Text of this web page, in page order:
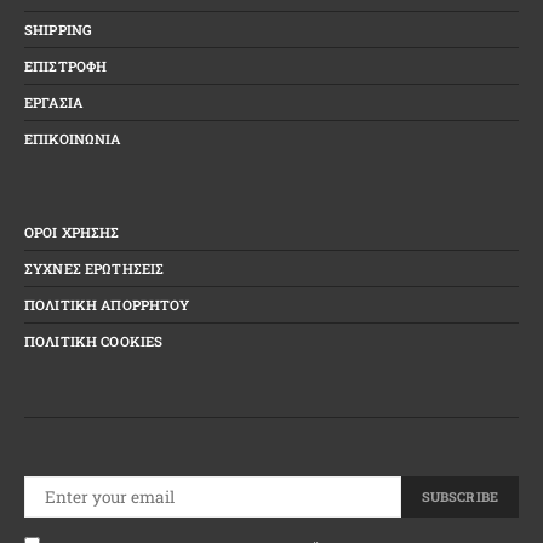
SHIPPING
ΕΠΙΣΤΡΟΦΗ
ΕΡΓΑΣΙΑ
ΕΠΙΚΟΙΝΩΝΙΑ
ΟΡΟΙ ΧΡΗΣΗΣ
ΣΥΧΝΕΣ ΕΡΩΤΗΣΕΙΣ
ΠΟΛΙΤΙΚΗ ΑΠΟΡΡΗΤΟΥ
ΠΟΛΙΤΙΚΗ COOKIES
SUBSCRIBE